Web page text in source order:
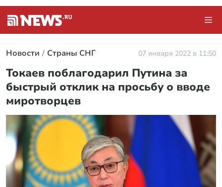
Новости Страны СНГ 07 января 2022 в 11:50
Токаев поблагодарил Путина за
быстрый отклик на просьбу о вводе
миротворцев